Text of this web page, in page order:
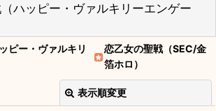
ハッピー・ヴァルキリーエンゲー
ピー・ヴァルキリ
恋乙女の聖戦（SEC/金
箔ホロ）
表示順変更